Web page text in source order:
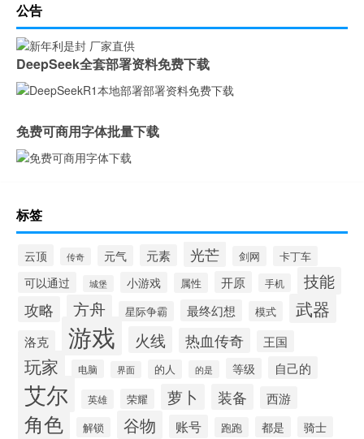
公告
DeepSeek全套部署资料免费下载
免费可商用字体批量下载
标签
云顶 传奇 元气 元素 光芒 剑网 卡丁车
可以通过 城堡 小游戏 属性 开原 手机 技能
攻略 方舟 星际争霸 最终幻想 模式 武器
洛克 游戏 火线 热血传奇 王国
玩家 电脑 界面 的人 的是 等级 自己的
艾尔 英雄 荣耀 萝卜 装备 西游
角色 解锁 谷物 账号 跑跑 都是 骑士